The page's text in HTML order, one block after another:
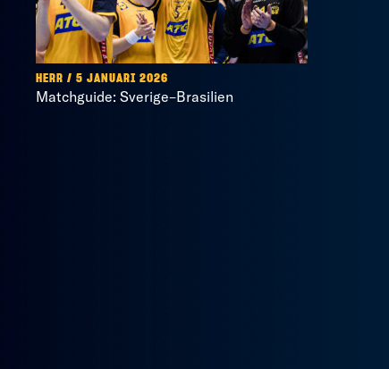
HERR / 5 JANUARI 2026
Matchguide: Sverige–Brasilien